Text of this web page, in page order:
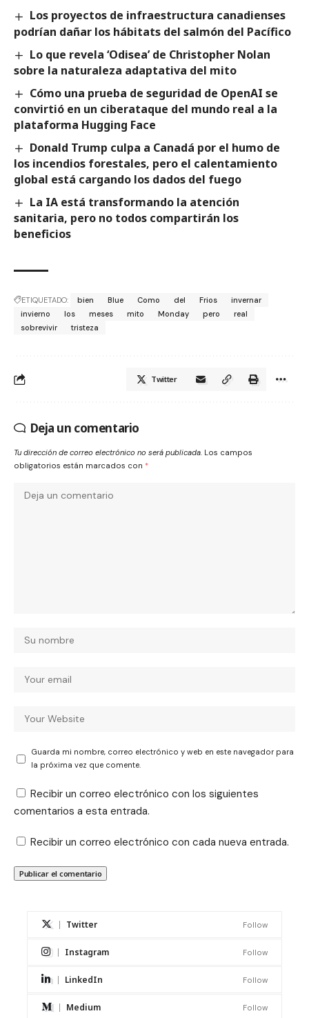
Los proyectos de infraestructura canadienses
podrían dañar los hábitats del salmón del Pacífico
Lo que revela ‘Odisea’ de Christopher Nolan
sobre la naturaleza adaptativa del mito
Cómo una prueba de seguridad de OpenAI se
convirtió en un ciberataque del mundo real a la
plataforma Hugging Face
Donald Trump culpa a Canadá por el humo de
los incendios forestales, pero el calentamiento
global está cargando los dados del fuego
La IA está transformando la atención
sanitaria, pero no todos compartirán los
beneficios
ETIQUETADO: bien Blue Como del Frios
invernar
invierno
los meses mito Monday pero
real
sobrevivir
tristeza
Twitter
Deja un comentario
Tu dirección de correo electrónico no será publicada. Los campos
obligatorios están marcados con *
Guarda mi nombre, correo electrónico y web en este navegador para
la próxima vez que comente.
Recibir un correo electrónico con los siguientes
comentarios a esta entrada.
Recibir un correo electrónico con cada nueva entrada.
Twitter Follow
Instagram Follow
LinkedIn Follow
Medium Follow